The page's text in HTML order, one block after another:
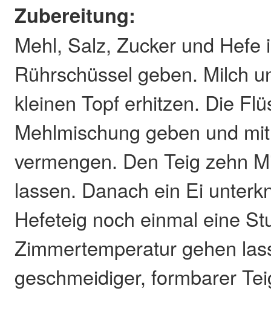
Zubereitung:
Mehl, Salz, Zucker und Hefe
Rührschüssel geben. Milch
kleinen Topf erhitzen. Die
Mehlmischung geben und
vermengen. Den Teig zehn
lassen. Danach ein Ei
Hefeteig noch einmal eine
Zimmertemperatur gehen
geschmeidiger, formbarer